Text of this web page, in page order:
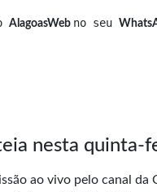
AlagoasWeb no seu
nesta quinta-
ao vivo pelo canal da